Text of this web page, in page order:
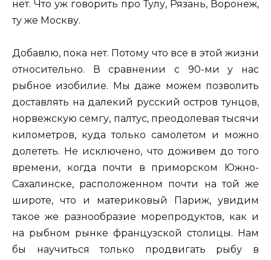
нет. Что уж говорить про Тулу, Рязань, Воронеж,
ту же Москву.
Добавлю, пока нет. Потому что все в этой жизни
относительно. В сравнении с 90-ми у нас
рыбное изобилие. Мы даже можем позволить
доставлять на далекий русский остров тунцов,
норвежскую семгу, палтус, преодолевая тысячи
километров, куда только самолетом и можно
долететь. Не исключено, что доживем до того
времени, когда почти в приморском Южно-
Сахалинске, расположенном почти на той же
широте, что и материковый Париж, увидим
такое же разнообразие морепродуктов, как и
на рыбном рынке французской столицы. Нам
бы научиться только продвигать рыбу в